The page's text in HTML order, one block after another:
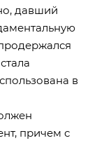
давший
в
причем с